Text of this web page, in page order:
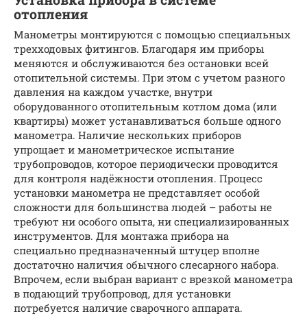
отопления
Манометры монтируются с помощью специальных
трехходовых фитингов. Благодаря им приборы
меняются и обслуживаются без остановки всей
отопительной системы. При этом с учетом разного
давления на каждом участке, внутри
оборудованного отопительным котлом дома (или
квартиры) может устанавливаться больше одного
манометра. Наличие нескольких приборов
упрощает и манометрическое испытание
трубопроводов, которое периодически проводится
для контроля надёжности отопления. Процесс
установки манометра не представляет особой
сложности для большинства людей – работы не
требуют ни особого опыта, ни специализированных
инструментов. Для монтажа прибора на
специально предназначенный штуцер вполне
достаточно наличия обычного слесарного набора.
Впрочем, если выбран вариант с врезкой манометра
в подающий трубопровод, для установки
потребуется наличие сварочного аппарата.